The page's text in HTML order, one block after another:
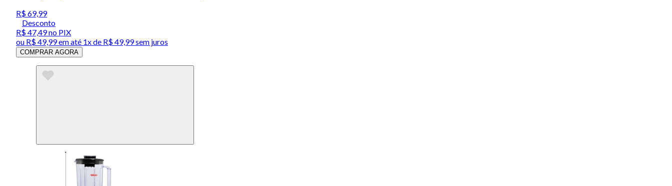
R$ 69,99
Desconto
R$ 47,49no PIX
ou R$ 49,99em até 1x de R$ 49,99sem juros
COMPRAR AGORA